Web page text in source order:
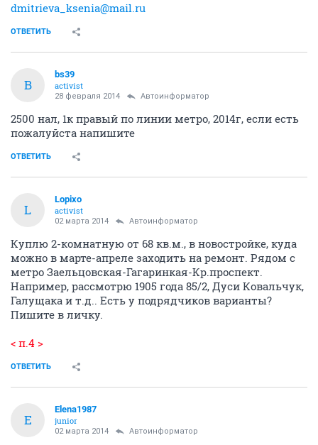
dmitrieva_ksenia@mail.ru
ОТВЕТИТЬ
B
bs39
activist
28 февраля 2014 Автоинформатор
2500 нал, 1к правый по линии метро, 2014г, если есть
пожалуйста напишите
ОТВЕТИТЬ
L
Lopixo
activist
02 марта 2014 Автоинформатор
Куплю 2-комнатную от 68 кв.м., в новостройке, куда
можно в марте-апреле заходить на ремонт. Рядом с
метро Заельцовская-Гагаринкая-Кр.проспект.
Например, рассмотрю 1905 года 85/2, Дуси Ковальчук,
Галущака и т.д.. Есть у подрядчиков варианты?
Пишите в личку.
< п.4 >
ОТВЕТИТЬ
E
Elena1987
junior
02 марта 2014 Автоинформатор